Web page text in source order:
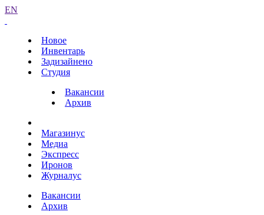
EN
Новое
Инвентарь
Задизайнено
Студия
Вакансии
Архив
Магазинус
Медиа
Экспресс
Иронов
Журналус
Вакансии
Архив